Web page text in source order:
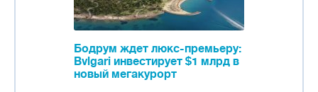
Бодрум ждет люкс-премьеру:
Bvlgari инвестирует $1 млрд в
новый мегакурорт